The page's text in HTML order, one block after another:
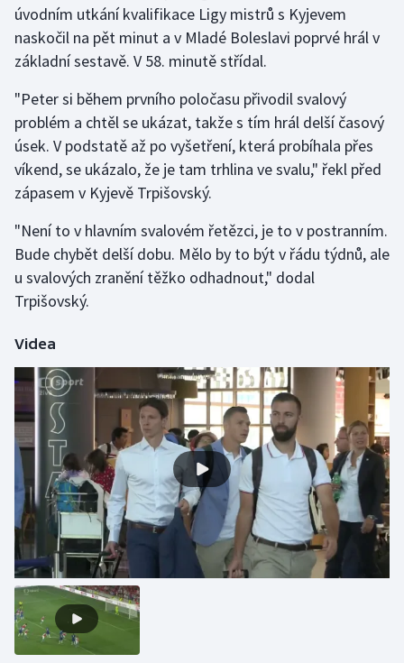
Judo
Krasobruslení
Lezení
Lyže a snowboard
Moderní pětiboj
Motorsport
Olympijské hry
Plavání
Plážový volejbal
Ragby
Rychlobruslení
Rychlostní kanoistika
Short track
Sportovní střelba
úvodním utkání kvalifikace Ligy mistrů s Kyjevem
naskočil na pět minut a v Mladé Boleslavi poprvé hrál v
základní sestavě. V 58. minutě střídal.
"Peter si během prvního poločasu přivodil svalový
problém a chtěl se ukázat, takže s tím hrál delší časový
úsek. V podstatě až po vyšetření, která probíhala přes
víkend, se ukázalo, že je tam trhlina ve svalu," řekl před
zápasem v Kyjevě Trpišovský.
"Není to v hlavním svalovém řetězci, je to v postranním.
Bude chybět delší dobu. Mělo by to být v řádu týdnů, ale
u svalových zranění těžko odhadnout," dodal
Trpišovský.
Videa